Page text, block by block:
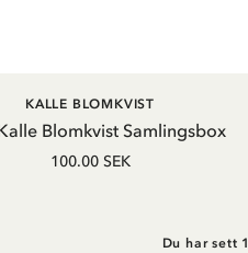
LÄGG I VARUKORG
Blomkvist Samlingsbox
KALLE BLOMKVIST
100.00 SEK
Du har sett